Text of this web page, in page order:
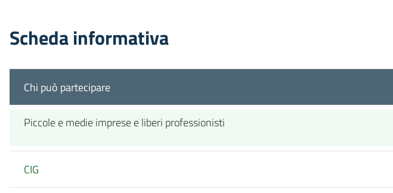
Scheda informativa
Chi può partecipare
Piccole e medie imprese e liberi professionisti
CIG